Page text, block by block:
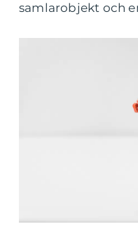
samlarobjekt och